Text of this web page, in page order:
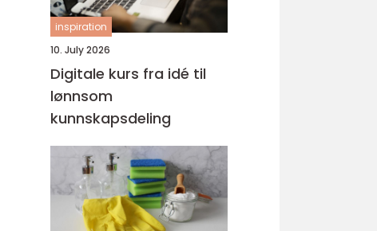
inspiration
10. July 2026
Digitale kurs fra idé til
lønnsom
kunnskapsdeling